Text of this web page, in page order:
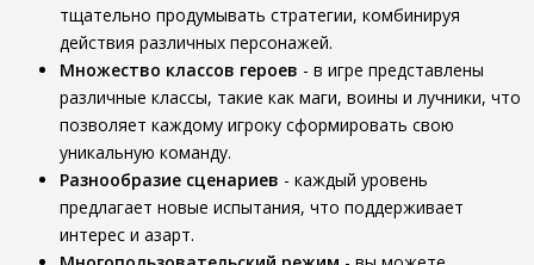
тщательно продумывать стратегии, комбинируя
действия различных персонажей.
Множество классов героев - в игре представлены
различные классы, такие как маги, воины и лучники, что
позволяет каждому игроку сформировать свою
уникальную команду.
Разнообразие сценариев - каждый уровень
предлагает новые испытания, что поддерживает
интерес и азарт.